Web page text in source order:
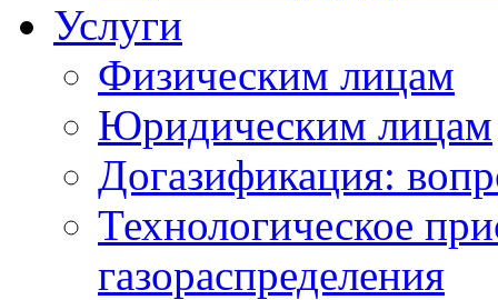
Услуги
Физическим лицам
Юридическим лицам
Догазификация:
Технологическое
газораспределения